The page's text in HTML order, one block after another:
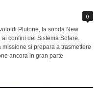
0
di Plutone, la sonda New
confini del Sistema Solare.
si prepara a trasmettere
ancora in gran parte